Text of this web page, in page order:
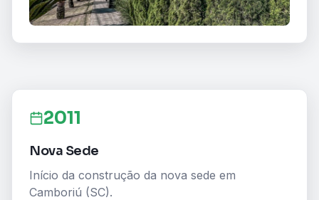
2011
Nova Sede
Início da construção da nova sede em
Camboriú (SC).